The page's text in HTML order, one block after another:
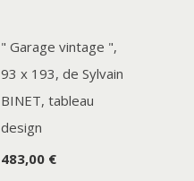
" Garage vintage ",
93 x 193, de Sylvain
BINET, tableau
design
483,00 €